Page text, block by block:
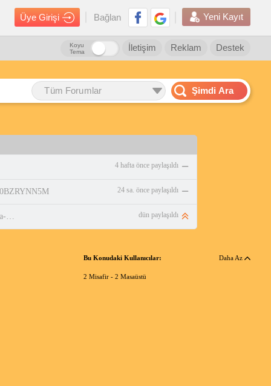
Üye Girişi Bağlan Yeni Kayıt
Destek
Reklam
İletişim
Koyu
Tema
Tüm Forumlar Şimdi Ara
4 hafta önce paylaşıldı
24 sa. önce paylaşıldı
https://www.n11.com/urun/haluk-aydin-kuruyemis-mega-karisik-1-kg-1745732?magaza=halukaydinkuruyemis dün paylaşıldı
Bu Konudaki Kullanıcılar: Daha Az
2 Misafir - 2 Masaüstü